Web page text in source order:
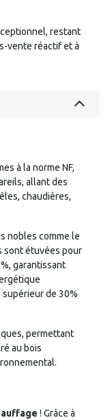
restant
vente réactif et à
à la norme NF,
allant des
chaudières,
nobles comme le
sont étuvées pour
garantissant
de 30%
permettant
au bois
! Grâce à